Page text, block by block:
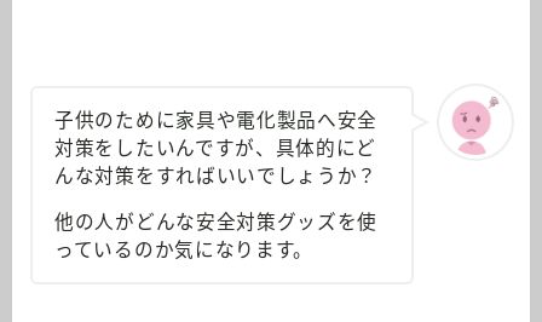
子供のために家具や電化製品へ安全
対策をしたいんですが、具体的にど
んな対策をすればいいでしょうか？
他の人がどんな安全対策グッズを使
っているのか気になります。